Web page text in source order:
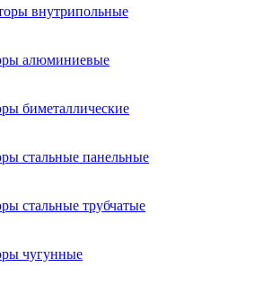
внутрипольные
алюминиевые
биметаллические
стальные панельные
стальные трубчатые
чугунные